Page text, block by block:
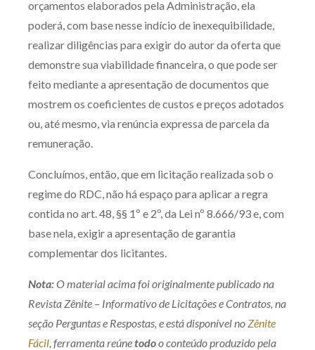
orçamentos elaborados pela Administração, ela
poderá, com base nesse indício de inexequibilidade,
realizar diligências para exigir do autor da oferta que
demonstre sua viabilidade financeira, o que pode ser
feito mediante a apresentação de documentos que
mostrem os coeficientes de custos e preços adotados
ou, até mesmo, via renúncia expressa de parcela da
remuneração.
Concluímos, então, que em licitação realizada sob o
regime do RDC, não há espaço para aplicar a regra
contida no art. 48, §§ 1º e 2º, da Lei nº 8.666/93 e, com
base nela, exigir a apresentação de garantia
complementar dos licitantes.
Nota:O material acima foi originalmente publicado na
Revista Zênite – Informativo de Licitações e Contratos, na
seção Perguntas e Respostas, e está disponível noZênite
Fácil, ferramenta reúnetodoo conteúdo produzido pela